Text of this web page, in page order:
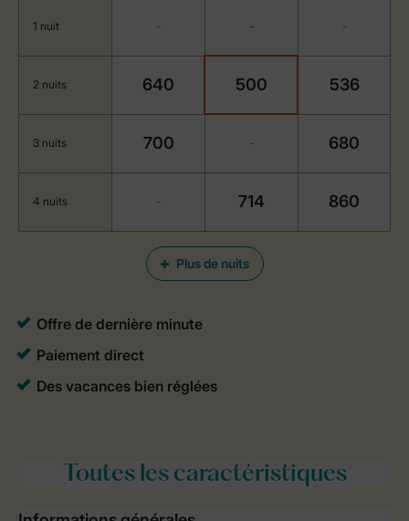
Plus de nuits
1 nuit - - -
2 nuits 640 500 536
3 nuits 700 - 680
4 nuits - 714 860
Toutesles caractéristiques